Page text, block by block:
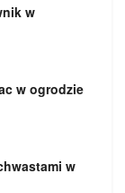
w
w ogrodzie
w